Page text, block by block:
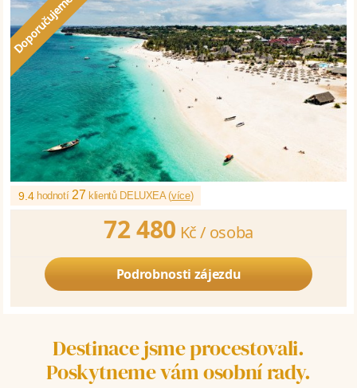
9.4 hodnotí27 klientů DELUXEA (více)
72 480 Kč / osoba
Podrobnosti zájezdu
Destinace jsme procestovali.
Poskytneme vám osobní rady.